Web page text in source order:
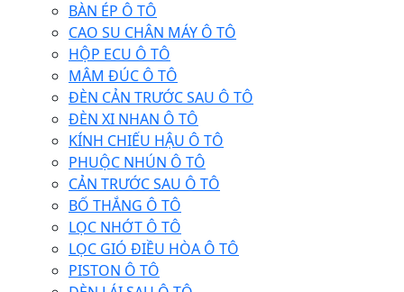
BÀN ÉP Ô TÔ
CAO SU CHÂN MÁY Ô TÔ
HỘP ECU Ô TÔ
MÂM ĐÚC Ô TÔ
ĐÈN CẢN TRƯỚC SAU Ô TÔ
ĐÈN XI NHAN Ô TÔ
KÍNH CHIẾU HẬU Ô TÔ
PHUỘC NHÚN Ô TÔ
CẢN TRƯỚC SAU Ô TÔ
BỐ THẮNG Ô TÔ
LỌC NHỚT Ô TÔ
LỌC GIÓ ĐIỀU HÒA Ô TÔ
PISTON Ô TÔ